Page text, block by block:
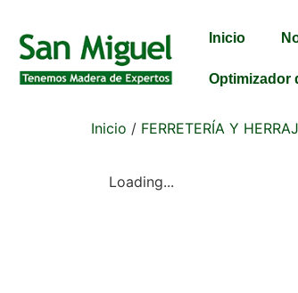
Inicio
Optimizador
Inicio / FERRETERÍA Y
Loading...